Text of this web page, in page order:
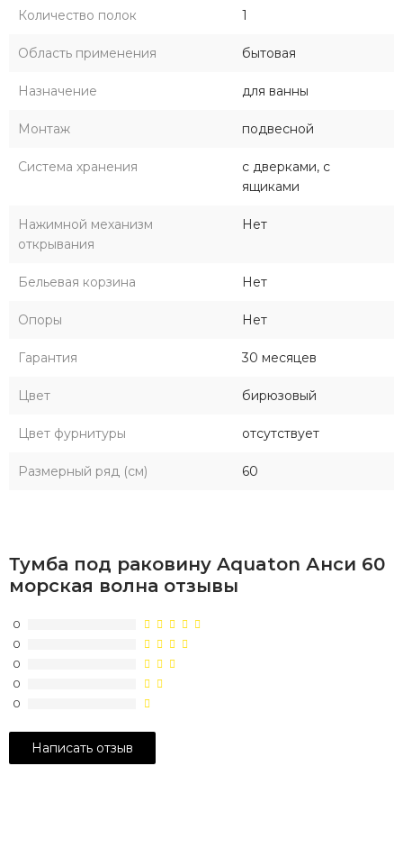
Количество полок 1
Область применения бытовая
Назначение для ванны
Монтаж подвесной
Система хранения
с дверками, с
ящиками
Нажимной механизм
открывания
Нет
Бельевая корзина Нет
Опоры Нет
Гарантия 30 месяцев
Цвет бирюзовый
Цвет фурнитуры отсутствует
Размерный ряд (см) 60
Тумба под раковину Aquaton Анси 60
морская волна отзывы
0
0
0
0
0